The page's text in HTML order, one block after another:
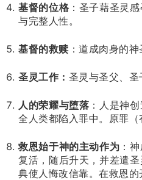
基督的位格 ：圣子藉圣灵
与完整人性。
基督的救赎 ：道成肉身的
圣灵工作： 圣灵与圣父、圣
人的荣耀与堕落 ：人是神
全人类都陷入罪中。原罪（
救恩始于神的主动作为 ：
复活，随后升天，并差遣
典使人悔改信靠。在救恩的